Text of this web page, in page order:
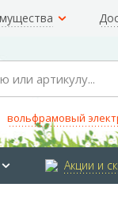
вольфрамовый
Акции и